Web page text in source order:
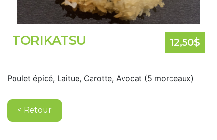
TORIKATSU 12,50$
Poulet épicé, Laitue, Carotte, Avocat (5 morceaux)
< Retour